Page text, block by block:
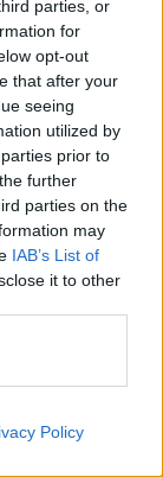
parties, or
for
opt-out
that after your
seeing
utilized by
prior to
further
parties on the
may
IAB’s List of
it to other
Policy